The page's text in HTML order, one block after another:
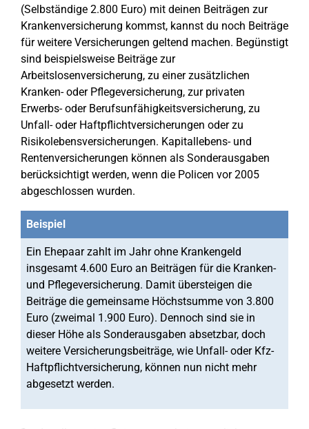
(Selbständige 2.800 Euro) mit deinen Beiträgen zur
Krankenversicherung kommst, kannst du noch Beiträge
für weitere Versicherungen geltend machen. Begünstigt
sind beispielsweise Beiträge zur
Arbeitslosenversicherung, zu einer zusätzlichen
Kranken- oder Pflegeversicherung, zur privaten
Erwerbs- oder Berufsunfähigkeitsversicherung, zu
Unfall- oder Haftpflichtversicherungen oder zu
Risikolebensversicherungen. Kapitallebens- und
Rentenversicherungen können als Sonderausgaben
berücksichtigt werden, wenn die Policen vor 2005
abgeschlossen wurden.
Beispiel
Ein Ehepaar zahlt im Jahr ohne Krankengeld
insgesamt 4.600 Euro an Beiträgen für die Kranken-
und Pflegeversicherung. Damit übersteigen die
Beiträge die gemeinsame Höchstsumme von 3.800
Euro (zweimal 1.900 Euro). Dennoch sind sie in
dieser Höhe als Sonderausgaben absetzbar, doch
weitere Versicherungsbeiträge, wie Unfall- oder Kfz-
Haftpflichtversicherung, können nun nicht mehr
abgesetzt werden.